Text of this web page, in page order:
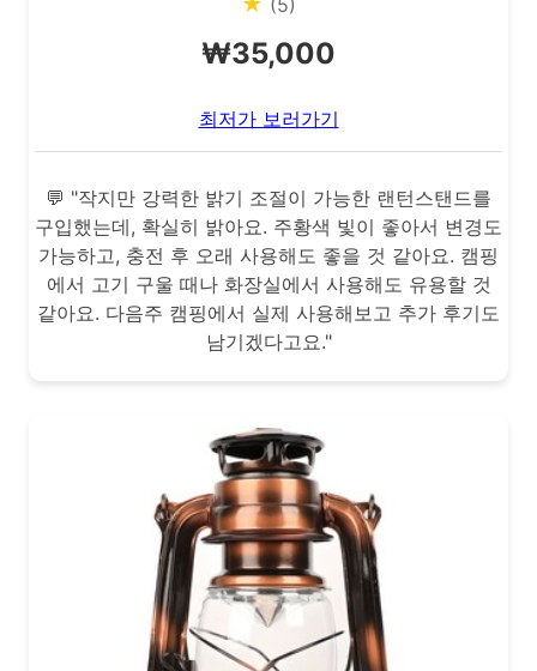
₩35,000
최저가 보러가기
💬 "작지만 강력한 밝기 조절이 가능한 랜턴스탠드를
구입했는데, 확실히 밝아요. 주황색 빛이 좋아서 변경도
가능하고, 충전 후 오래 사용해도 좋을 것 같아요. 캠핑
에서 고기 구울 때나 화장실에서 사용해도 유용할 것
같아요. 다음주 캠핑에서 실제 사용해보고 추가 후기도
남기겠다고요."